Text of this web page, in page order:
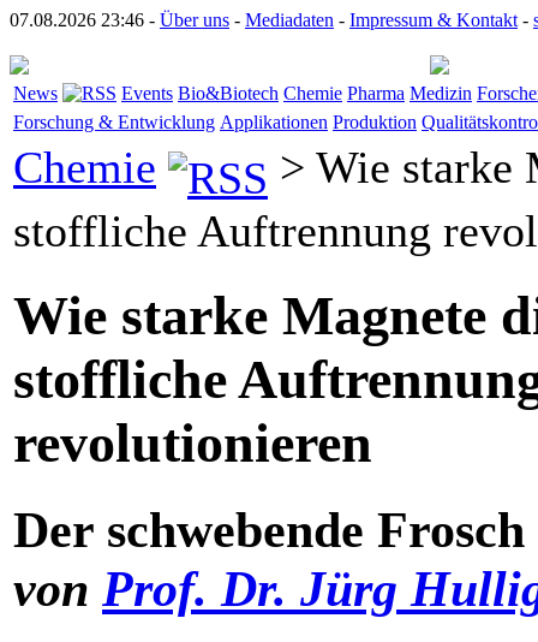
07.08.2026 23:46 - Über uns - Mediadaten - Impressum & Kontakt -
News Events Bio&Biotech Chemie Pharma Medizin
Forschung & Entwicklung Applikationen Produktion
Chemie
> Wie starke
stoffliche Auftrennung
Wie starke Magnete
stoffliche
revolutionieren
Der schwebende Frosch
von Prof. Dr. Jürg